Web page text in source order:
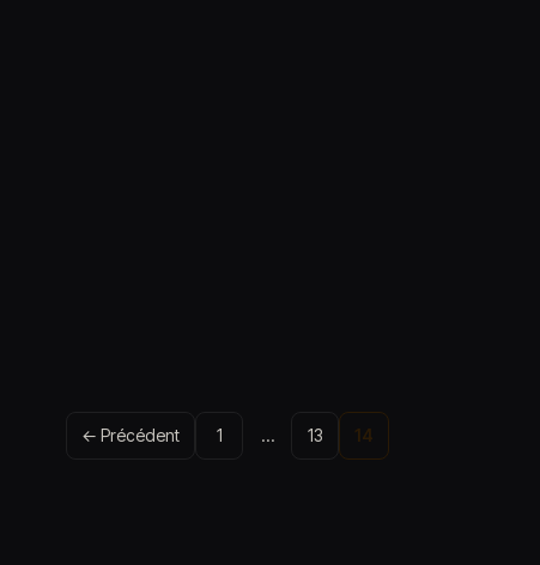
Pagination
← Précédent 1 … 13 14